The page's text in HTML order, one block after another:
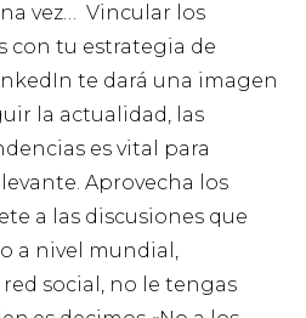
vez… Vincular los
con tu estrategia de
te dará una imagen
la actualidad, las
es vital para
Aprovecha los
a las discusiones que
a nivel mundial,
social, no le tengas